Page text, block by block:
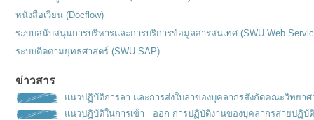
หนังสือเวียน (Docflow)
ระบบสนับสนุนการบริหารและการบริการข้อมูลสารสนเทศ (SWU Web
ระบบติดตามยุทธศาสตร์ (SWU-SAP)
ข่าวสาร
แนวปฏิบัติการลา และการส่งใบลาของบุคลากรสังกัดคณะวิทยาศ
แนวปฏิบัติในการเข้า - ออก การปฏิบัติงานของบุคลากรสายปฏิบั